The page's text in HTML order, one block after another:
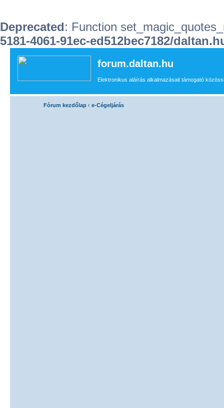
Deprecated: Function
5181-4061-91ec-ed512bec7182/
forum.daltan.hu
Elektronikus aláírás alkalmazásait támogató
Fórum kezdőlap ‹ e-Cégeljárás